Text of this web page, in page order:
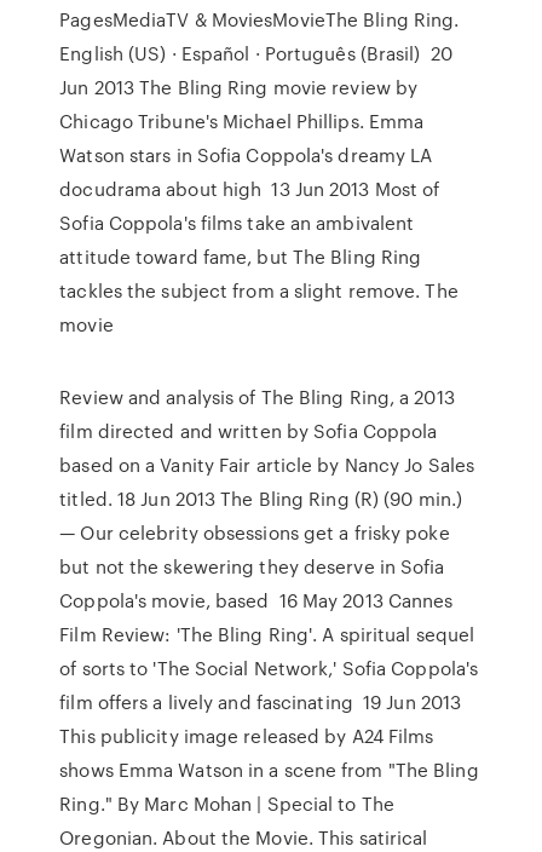
PagesMediaTV & MoviesMovieThe Bling Ring.
English (US) · Español · Português (Brasil) 20
Jun 2013 The Bling Ring movie review by
Chicago Tribune's Michael Phillips. Emma
Watson stars in Sofia Coppola's dreamy LA
docudrama about high 13 Jun 2013 Most of
Sofia Coppola's films take an ambivalent
attitude toward fame, but The Bling Ring
tackles the subject from a slight remove. The
movie
Review and analysis of The Bling Ring, a 2013
film directed and written by Sofia Coppola
based on a Vanity Fair article by Nancy Jo Sales
titled. 18 Jun 2013 The Bling Ring (R) (90 min.)
— Our celebrity obsessions get a frisky poke
but not the skewering they deserve in Sofia
Coppola's movie, based 16 May 2013 Cannes
Film Review: 'The Bling Ring'. A spiritual sequel
of sorts to 'The Social Network,' Sofia Coppola's
film offers a lively and fascinating 19 Jun 2013
This publicity image released by A24 Films
shows Emma Watson in a scene from "The Bling
Ring." By Marc Mohan | Special to The
Oregonian. About the Movie. This satirical